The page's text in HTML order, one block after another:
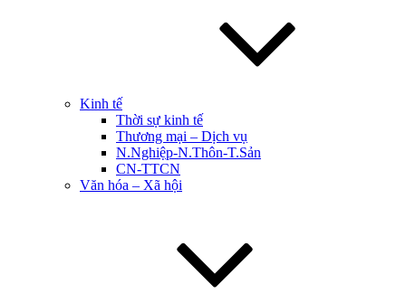
Kinh tế
Thời sự kinh tế
Thương mại – Dịch vụ
N.Nghiệp-N.Thôn-T.Sản
CN-TTCN
Văn hóa – Xã hội